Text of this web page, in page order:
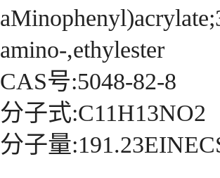
amino-,ethylester
CAS号:5048-82-8
分子式:C11H13NO2
分子量